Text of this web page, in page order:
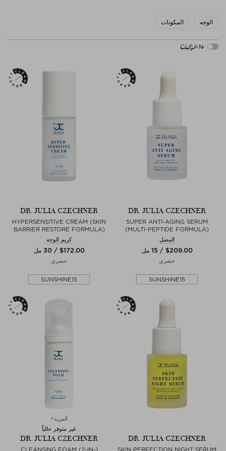
الوجه المكونات
ترتيب
DR. JULIA CZECHNER
SUPER ANTI-AGING SERUM
(MULTI-PEPTIDE FORMULA)
المصل
$‌209.00 / 15 مل
حصري
SUNSHINE15
DR. JULIA CZECHNER
HYPERSENSITIVE CREAM (SKIN
BARRIER RESTORE FORMULA)
كريم الوجه
$‌172.00 / 30 مل
حصري
SUNSHINE15
DR. JULIA CZECHNER
المزيد+
غير متوفر حالياً
DR. JULIA CZECHNER